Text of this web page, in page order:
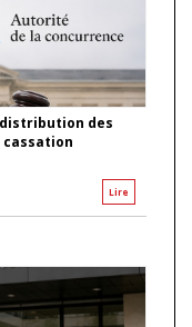
des
cassation
Lire